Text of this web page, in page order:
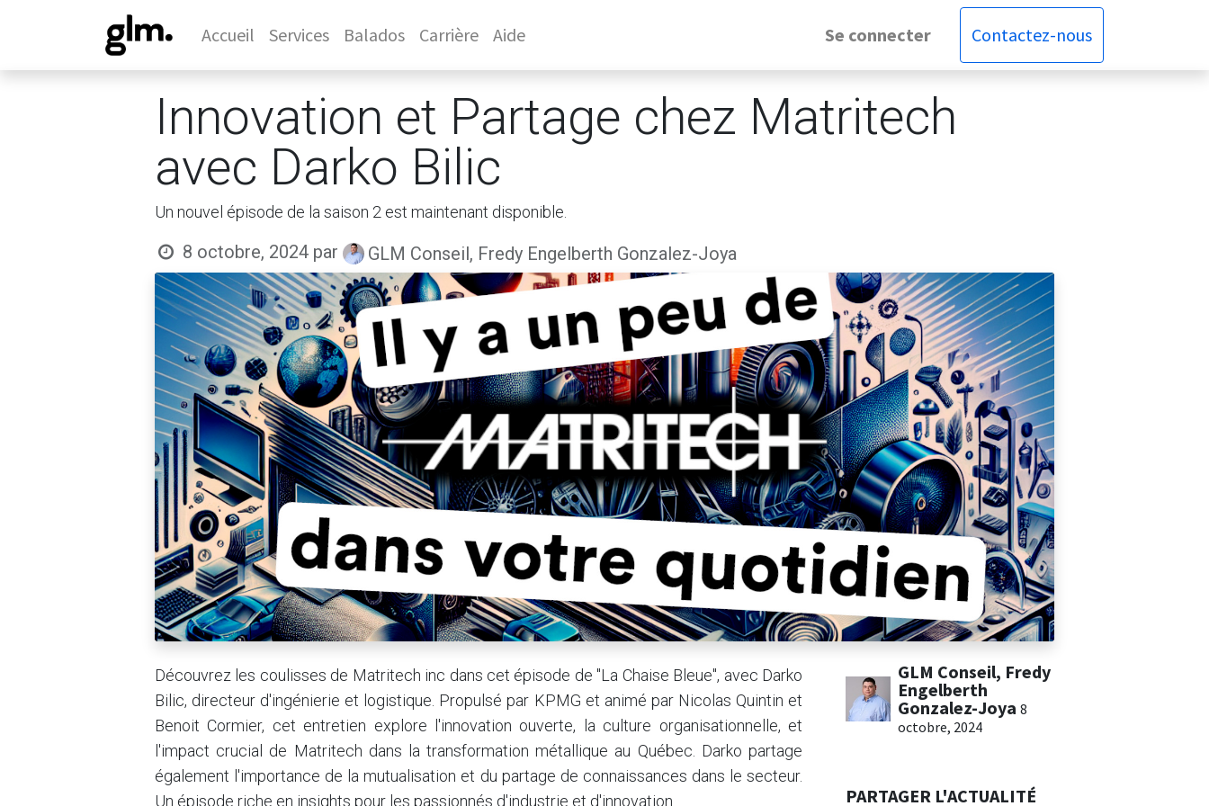
Accueil Services Balados Carrière Aide Se connecter Contactez-nous
Innovation et Partage chez Matritech
avec Darko Bilic
Un nouvel épisode de la saison 2 est maintenant disponible.
8 octobre, 2024 par GLM Conseil, Fredy Engelberth Gonzalez-Joya
Découvrez les coulisses de Matritech inc dans cet épisode de "La Chaise Bleue", avec Darko
Bilic, directeur d'ingénierie et logistique. Propulsé par KPMG et animé par Nicolas Quintin et
Benoit Cormier, cet entretien explore l'innovation ouverte, la culture organisationnelle, et
l'impact crucial de Matritech dans la transformation métallique au Québec. Darko partage
également l'importance de la mutualisation et du partage de connaissances dans le secteur.
Un épisode riche en insights pour les passionnés d'industrie et d'innovation.
GLM Conseil, Fredy
Engelberth
Gonzalez-Joya 8
octobre, 2024
PARTAGER L'ACTUALITÉ